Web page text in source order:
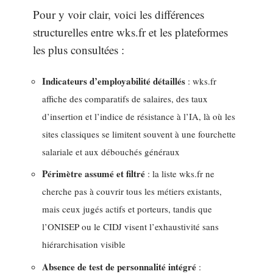
Pour y voir clair, voici les différences
structurelles entre wks.fr et les plateformes
les plus consultées :
Indicateurs d’employabilité détaillés : wks.fr
affiche des comparatifs de salaires, des taux
d’insertion et l’indice de résistance à l’IA, là où les
sites classiques se limitent souvent à une fourchette
salariale et aux débouchés généraux
Périmètre assumé et filtré : la liste wks.fr ne
cherche pas à couvrir tous les métiers existants,
mais ceux jugés actifs et porteurs, tandis que
l’ONISEP ou le CIDJ visent l’exhaustivité sans
hiérarchisation visible
Absence de test de personnalité intégré :